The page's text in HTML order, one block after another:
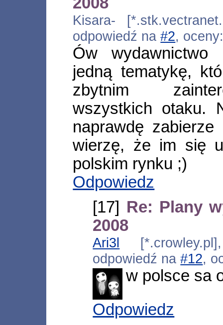
Kisara-
odpowiedź na#2,
Ów wydawnictwo
jedną tematykę,
zbytnim
wszystkich otaku.
naprawdę
wierzę, że im się
polskim rynku ;)
Odpowiedz
[17] Re: Plany
2008
Ari3l
odpowiedź na#12,
w polsce sa
Odpowiedz